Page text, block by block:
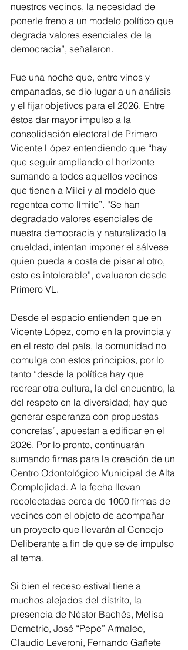
nuestros vecinos, la necesidad de
ponerle freno a un modelo político que
degrada valores esenciales de la
democracia”, señalaron.
Fue una noche que, entre vinos y
empanadas, se dio lugar a un análisis
y el fijar objetivos para el 2026. Entre
éstos dar mayor impulso a la
consolidación electoral de Primero
Vicente López entendiendo que “hay
que seguir ampliando el horizonte
sumando a todos aquellos vecinos
que tienen a Milei y al modelo que
regentea como límite”. “Se han
degradado valores esenciales de
nuestra democracia y naturalizado la
crueldad, intentan imponer el sálvese
quien pueda a costa de pisar al otro,
esto es intolerable”, evaluaron desde
Primero VL.
Desde el espacio entienden que en
Vicente López, como en la provincia y
en el resto del país, la comunidad no
comulga con estos principios, por lo
tanto “desde la política hay que
recrear otra cultura, la del encuentro, la
del respeto en la diversidad; hay que
generar esperanza con propuestas
concretas”, apuestan a edificar en el
2026. Por lo pronto, continuarán
sumando firmas para la creación de un
Centro Odontológico Municipal de Alta
Complejidad. A la fecha llevan
recolectadas cerca de 1000 firmas de
vecinos con el objeto de acompañar
un proyecto que llevarán al Concejo
Deliberante a fin de que se de impulso
al tema.
Si bien el receso estival tiene a
muchos alejados del distrito, la
presencia de Néstor Bachés, Melisa
Demetrio, José “Pepe” Armaleo,
Claudio Leveroni, Fernando Gañete